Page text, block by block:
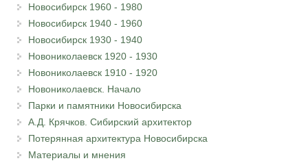
Новосибирск 1960 - 1980
Новосибирск 1940 - 1960
Новосибирск 1930 - 1940
Новониколаевск 1920 - 1930
Новониколаевск 1910 - 1920
Новониколаевск. Начало
Парки и памятники Новосибирска
А.Д. Крячков. Сибирский архитектор
Потерянная архитектура Новосибирска
Материалы и мнения